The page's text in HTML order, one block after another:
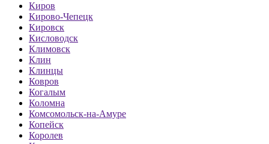
Киров
Кирово-Чепецк
Кировск
Кисловодск
Климовск
Клин
Клинцы
Ковров
Когалым
Коломна
Комсомольск-на-Амуре
Копейск
Королев